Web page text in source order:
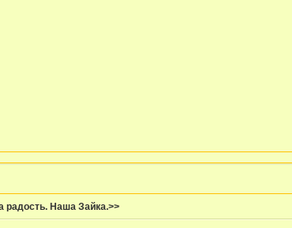
радость. Наша Зайка.>>